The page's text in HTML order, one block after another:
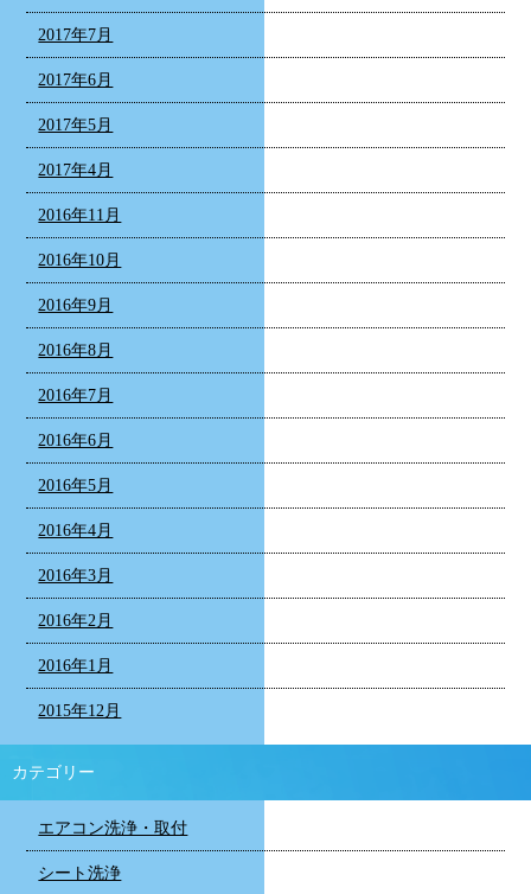
2017年7月
2017年6月
2017年5月
2017年4月
2016年11月
2016年10月
2016年9月
2016年8月
2016年7月
2016年6月
2016年5月
2016年4月
2016年3月
2016年2月
2016年1月
2015年12月
カテゴリー
エアコン洗浄・取付
シート洗浄